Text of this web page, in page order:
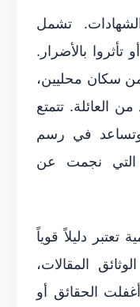
تشمل
بالأضرار.
سكان محليين،
العائلة. تتمتع
وتساعد في رسم
نجمت عن
تعتبر دليلاً قوياً
المقالات،
الحقائق أو